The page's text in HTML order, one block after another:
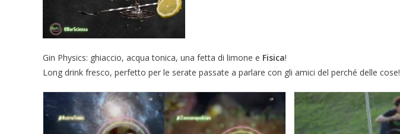
Gin Physics: ghiaccio, acqua tonica, una fetta di limone e Fisica!
Long drink fresco, perfetto per le serate passate a parlare con gli amici del perché delle cose!